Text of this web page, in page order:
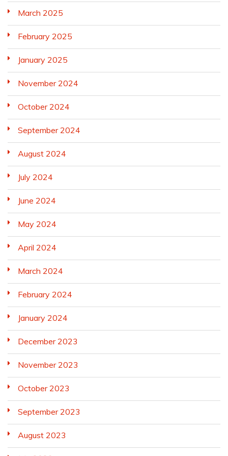
March 2025
February 2025
January 2025
November 2024
October 2024
September 2024
August 2024
July 2024
June 2024
May 2024
April 2024
March 2024
February 2024
January 2024
December 2023
November 2023
October 2023
September 2023
August 2023